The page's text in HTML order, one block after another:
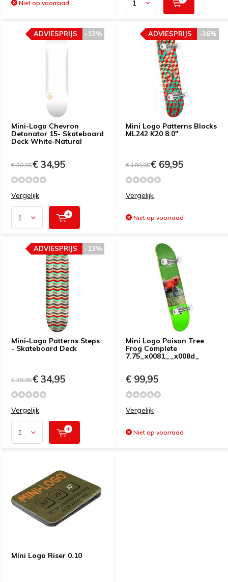
Niet op voorraad
Mini-Logo Chevron
Detonator 15- Skateboard
Deck White-Natural
-13%
ADVIESPRIJS
€ 39,95€ 34,95
Vergelijk
Mini Logo Patterns Blocks
ML242 K20 8.0"
-36%
ADVIESPRIJS
€ 109,95€ 69,95
Vergelijk
Niet op voorraad
Mini-Logo Patterns Steps
- Skateboard Deck
-13%
ADVIESPRIJS
€ 39,95€ 34,95
Vergelijk
Mini Logo Poison Tree
Frog Complete
7.75_x0081__x008d_
€ 99,95
Vergelijk
Niet op voorraad
Mini Logo Riser 0.10